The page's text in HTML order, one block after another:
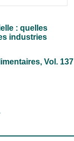
: quelles
industries
, Vol. 137